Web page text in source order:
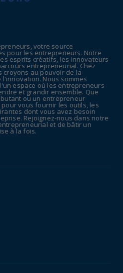
08, 2026
du Sud placés
oran...
04, 2026
votre source
pour les entrepreneurs. Notre
esprits créatifs, les innovateurs
entrepreneurial. Chez
croyons au pouvoir de la
Nous sommes
espace où les entrepreneurs
et grandir ensemble. Que
ou un entrepreneur
vous fournir les outils, les
dont vous avez besoin
Rejoignez-nous dans notre
et de bâtir un
à la fois.